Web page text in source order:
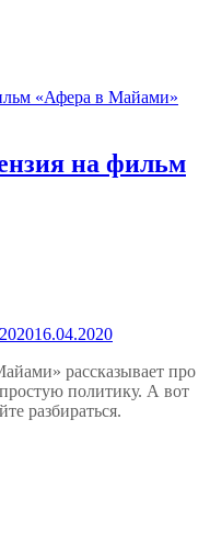
на фильм
16.04.2020
рассказывает про
политику. А вот
разбираться.